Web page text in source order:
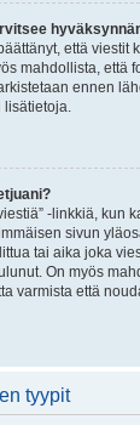
että viestit
mahdollista, että
ennen
lisätietoja.
-linkkiä, kun
sivun
tai aika joka
On myös
varmista että
tyypit